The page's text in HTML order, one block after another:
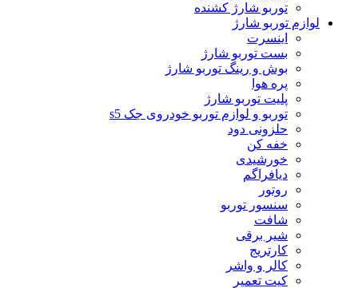
توربو شارژ کشنده
لوازم توربو شارژ
اینسرت
بست توربو شارژ
بوش و رینگ توربو شارژ
پره هوا
پلیت توربو شارژ
توربو و لوازم توربو خودروی جک s5
حلزونی دود
خفه کن
خورشیدی
دیافراگم
روتور
سنسور توربو
شافت
شیر برقی
کارتریج
کالر و واشر
کیت تعمیر